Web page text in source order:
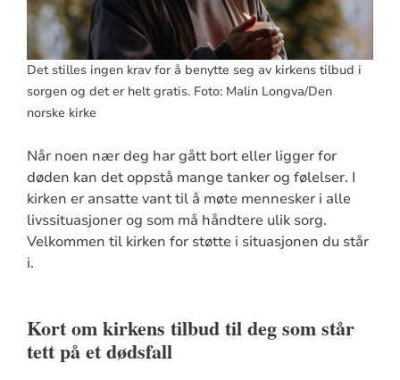
Det stilles ingen krav for å benytte seg av kirkens tilbud i
sorgen og det er helt gratis. Foto: Malin Longva/Den
norske kirke
Når noen nær deg har gått bort eller ligger for
døden kan det oppstå mange tanker og følelser. I
kirken er ansatte vant til å møte mennesker i alle
livssituasjoner og som må håndtere ulik sorg.
Velkommen til kirken for støtte i situasjonen du står
i.
Kort om kirkens tilbud til deg som står
tett på et dødsfall